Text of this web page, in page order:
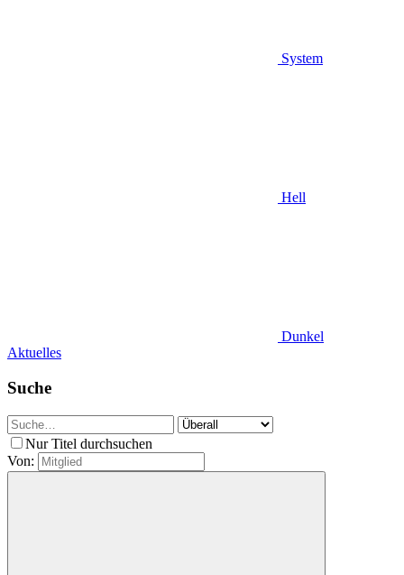
System
Hell
Dunkel
Aktuelles
Suche
Nur Titel durchsuchen
Von: